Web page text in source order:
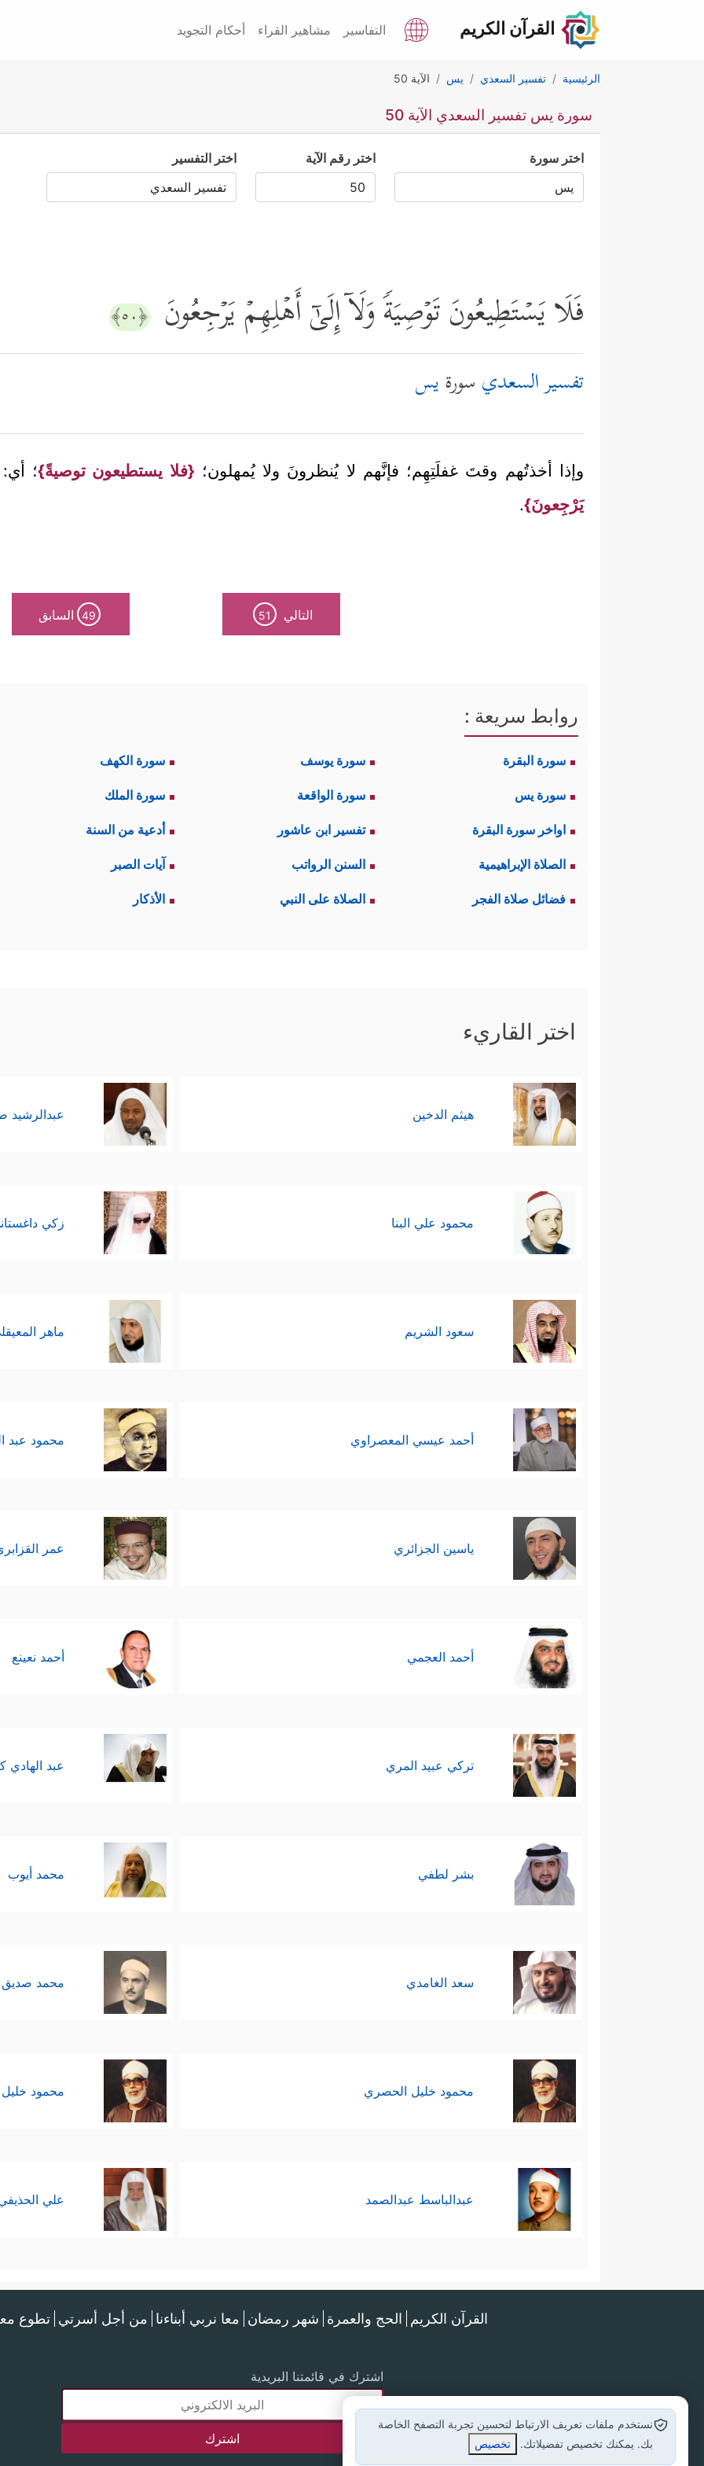
القرآن الكريم التفاسير مشاهير القراء أحكام التجويد
الرئيسية تفسير السعدي يس الآية 50
سورة يس تفسير السعدي الآية 50
اختر سورة اختر رقم الآية اختر التفسير
فَلَا یَسۡتَطِیعُونَ تَوۡصِیَةࣰ وَلَاۤ إِلَىٰۤ أَهۡلِهِمۡ یَرۡجِعُونَ ﴿٥٠﴾
تفسير السعدي سورةيس
وإذا أخذتُهم وقتَ غفلَتِهِم؛ فإنَّهم لا يُنظرونَ ولا يُمهلون؛ {فلا يستطيعون توصيةً}؛ أي:
يَرْجِعونَ}.
التالي 51
49 السابق
روابط سريعة :
سورة البقرة سورة يوسف سورة الكهف
سورة يس سورة الواقعة سورة الملك
اواخر سورة البقرة تفسير ابن عاشور أدعية من السنة
الصلاة الإبراهيمية السنن الرواتب آيات الصبر
فضائل صلاة الفجر الصلاة على النبي الأذكار
اختر القاريء
هيثم الدخين عبدالرشيد
محمود علي البنا زكي
سعود الشريم ماهر
أحمد عيسي المعصراوي محمود عبد
ياسين الجزائري عمر
أحمد العجمي أحمد نعينع
تركي عبيد المري عبد الهادي
بشر لطفي محمد أيوب
سعد الغامدي محمد صديق
محمود خليل الحصري محمود
عبدالباسط عبدالصمد علي
القرآن الكريم الحج والعمرة شهر رمضان معا نربي أبناءنا من أجل أسرتي تطوع
اشترك في قائمتنا البريدية
نستخدم ملفات تعريف الارتباط لتحسين تجربة التصفح الخاصة
بك. يمكنك تخصيص تفضيلاتك.
تخصيص